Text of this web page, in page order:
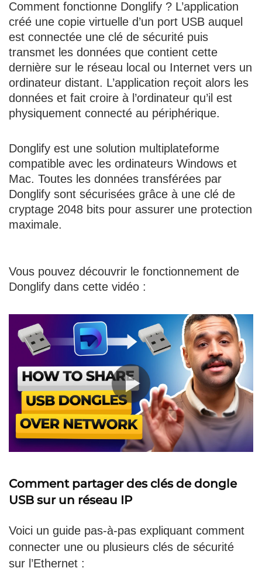
Comment fonctionne Donglify ? L’application
créé une copie virtuelle d’un port USB auquel
est connectée une clé de sécurité puis
transmet les données que contient cette
dernière sur le réseau local ou Internet vers un
ordinateur distant. L’application reçoit alors les
données et fait croire à l’ordinateur qu’il est
physiquement connecté au périphérique.
Donglify est une solution multiplateforme
compatible avec les ordinateurs Windows et
Mac. Toutes les données transférées par
Donglify sont sécurisées grâce à une clé de
cryptage 2048 bits pour assurer une protection
maximale.
Vous pouvez découvrir le fonctionnement de
Donglify dans cette vidéo :
Comment partager des clés de dongle
USB sur un réseau IP
Voici un guide pas-à-pas expliquant comment
connecter une ou plusieurs clés de sécurité
sur l’Ethernet :